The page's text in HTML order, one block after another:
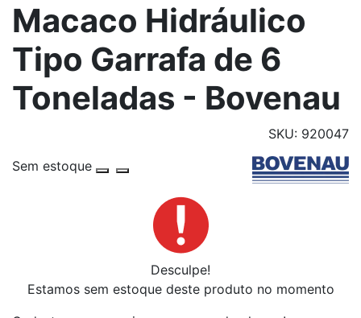
Macaco Hidráulico
Tipo Garrafa de 6
Toneladas - Bovenau
SKU: 920047
Sem estoque
Desculpe!
Estamos sem estoque deste produto no momento